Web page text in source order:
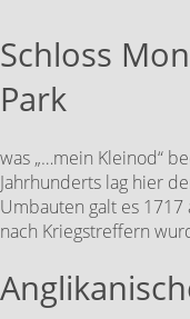
Schloss
Park
was „…mein Kleinod“
Jahrhunderts lag hier
Umbauten galt es 1717
nach Kriegstreffern